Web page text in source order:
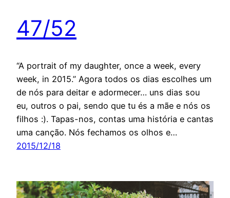
47/52
“A portrait of my daughter, once a week, every
week, in 2015.” Agora todos os dias escolhes um
de nós para deitar e adormecer… uns dias sou
eu, outros o pai, sendo que tu és a mãe e nós os
filhos :). Tapas-nos, contas uma história e cantas
uma canção. Nós fechamos os olhos e…
2015/12/18